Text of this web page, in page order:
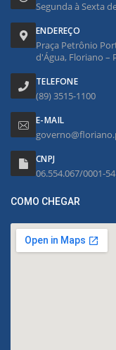
Segunda à Sexta
ENDEREÇO
Praça Petrônio
d'Água, Floriano –
TELEFONE
(89) 3515-1100
E-MAIL
CNPJ
06.554.067/0001-54
COMO CHEGAR